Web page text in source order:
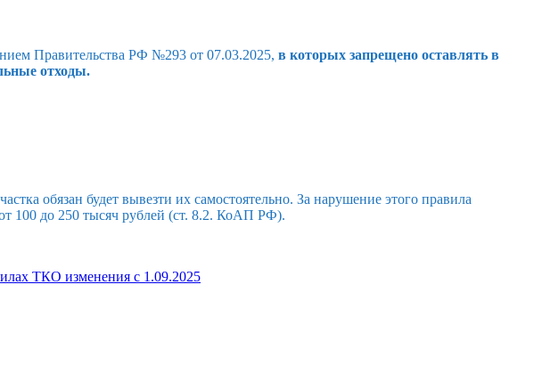
Правительства РФ №293 от 07.03.2025, в которых запрещено оставлять в
отходы.
обязан будет вывезти их самостоятельно. За нарушение этого правила
100 до 250 тысяч рублей (ст. 8.2. КоАП РФ).
ТКО изменения с 1.09.2025